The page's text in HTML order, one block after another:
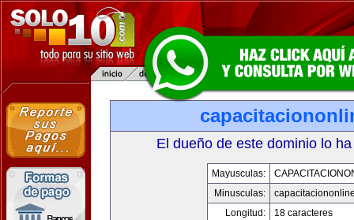
El dueño de este dominio lo
Mayusculas:
Minusculas:
Longitud:
18 caracteres